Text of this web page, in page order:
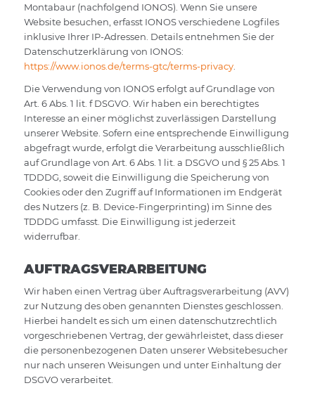
Montabaur (nachfolgend IONOS). Wenn Sie unsere
Website besuchen, erfasst IONOS verschiedene Logfiles
inklusive Ihrer IP-Adressen. Details entnehmen Sie der
Datenschutzerklärung von IONOS:
https://www.ionos.de/terms-gtc/terms-privacy.
Die Verwendung von IONOS erfolgt auf Grundlage von
Art. 6 Abs. 1 lit. f DSGVO. Wir haben ein berechtigtes
Interesse an einer möglichst zuverlässigen Darstellung
unserer Website. Sofern eine entsprechende Einwilligung
abgefragt wurde, erfolgt die Verarbeitung ausschließlich
auf Grundlage von Art. 6 Abs. 1 lit. a DSGVO und § 25 Abs. 1
TDDDG, soweit die Einwilligung die Speicherung von
Cookies oder den Zugriff auf Informationen im Endgerät
des Nutzers (z. B. Device-Fingerprinting) im Sinne des
TDDDG umfasst. Die Einwilligung ist jederzeit
widerrufbar.
AUFTRAGSVERARBEITUNG
Wir haben einen Vertrag über Auftragsverarbeitung (AVV)
zur Nutzung des oben genannten Dienstes geschlossen.
Hierbei handelt es sich um einen datenschutzrechtlich
vorgeschriebenen Vertrag, der gewährleistet, dass dieser
die personenbezogenen Daten unserer Websitebesucher
nur nach unseren Weisungen und unter Einhaltung der
DSGVO verarbeitet.